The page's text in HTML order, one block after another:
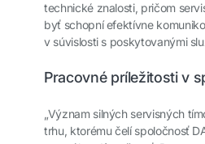
technické znalosti, pričom
byť schopní efektívne
v súvislosti s poskytovanými
Pracovné príležitosti v
„Význam silných servisných
trhu, ktorému čelí spoločnosť